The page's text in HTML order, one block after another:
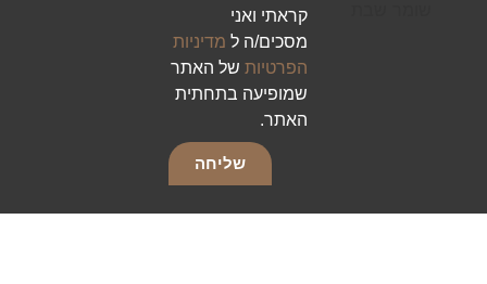
קראתי ואני
מסכים/ה ל מדיניות
הפרטיות של האתר
שמופיעה בתחתית
האתר.
שליחה